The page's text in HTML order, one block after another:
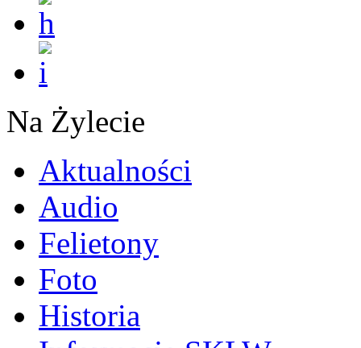
Na Żylecie
Aktualności
Audio
Felietony
Foto
Historia